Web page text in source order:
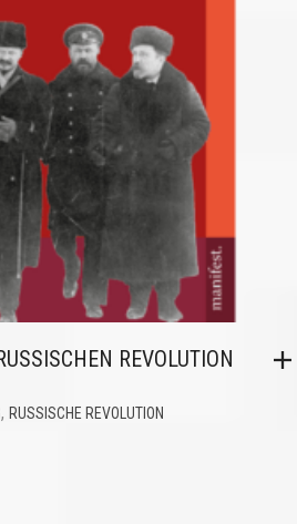
REVOLUTION
, RUSSISCHE REVOLUTION